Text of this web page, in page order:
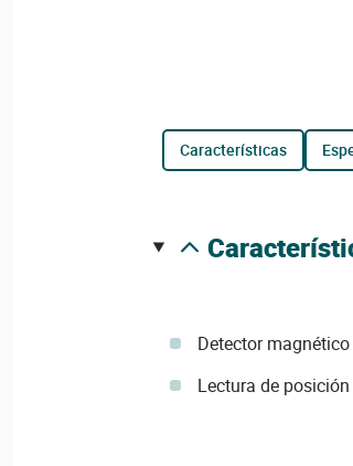
características
Detector
Lectura de